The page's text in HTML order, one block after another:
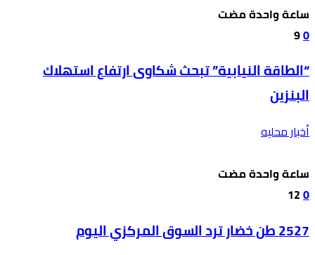
‫‫‫‏‫ساعة واحدة مضت‬
0
9
“الطاقة النيابية” تبحث شكاوى ارتفاع استهلاك
البنزين
أخبار محليه
‫‫‫‏‫ساعة واحدة مضت‬
0
12
2527 طن خضار ترد السوق المركزي اليوم